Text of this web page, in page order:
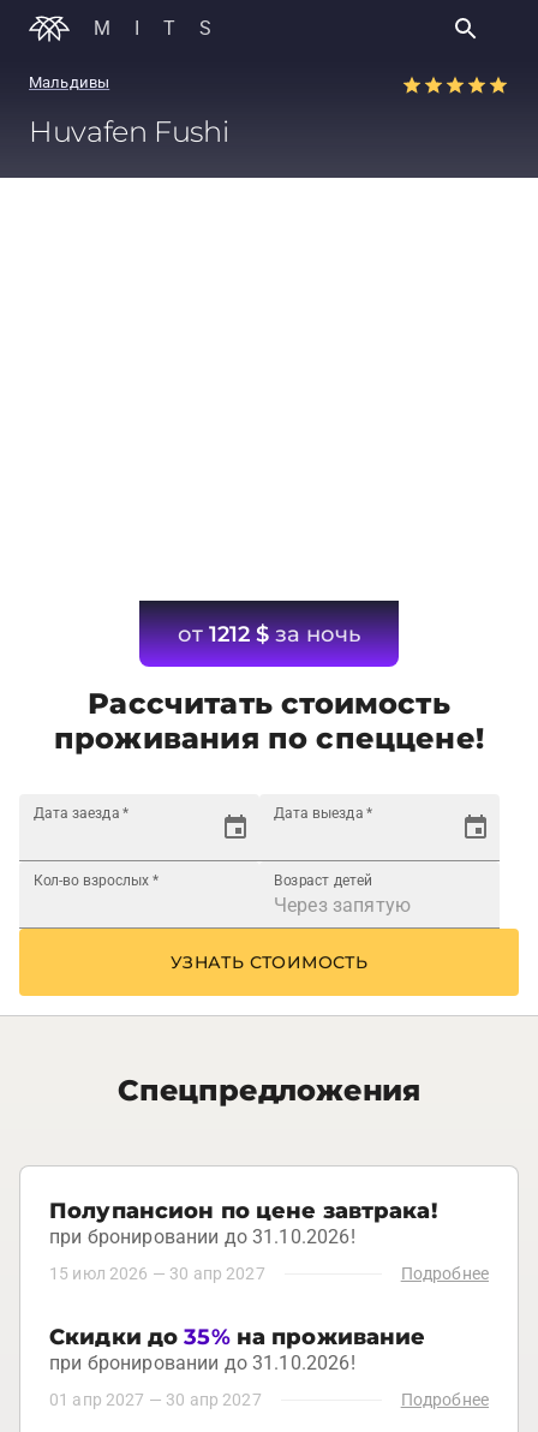
MITS
Мальдивы
Huvafen Fushi
от1212 $за ночь
Рассчитать стоимость
проживания по спеццене!
Дата заезда * Дата выезда *
Кол-во взрослых * Возраст детей
УЗНАТЬ СТОИМОСТЬ
Спецпредложения
Полупансион по цене завтрака!
при бронировании до 31.10.2026!
15 июл 2026 — 30 апр 2027 Подробнее
Скидки до35%на проживание
при бронировании до 31.10.2026!
01 апр 2027 — 30 апр 2027 Подробнее